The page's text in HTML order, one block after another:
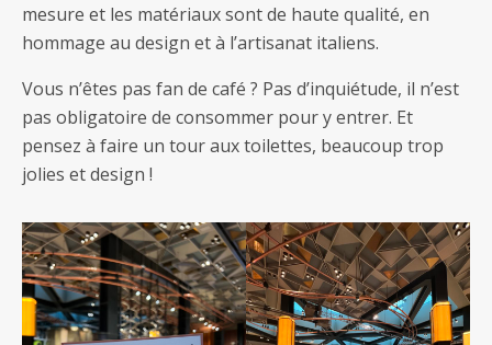
mesure et les matériaux sont de haute qualité, en
hommage au design et à l’artisanat italiens.
Vous n’êtes pas fan de café ? Pas d’inquiétude, il n’est
pas obligatoire de consommer pour y entrer. Et
pensez à faire un tour aux toilettes, beaucoup trop
jolies et design !